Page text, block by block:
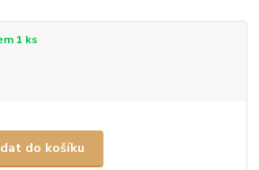
1 ks
do košíku